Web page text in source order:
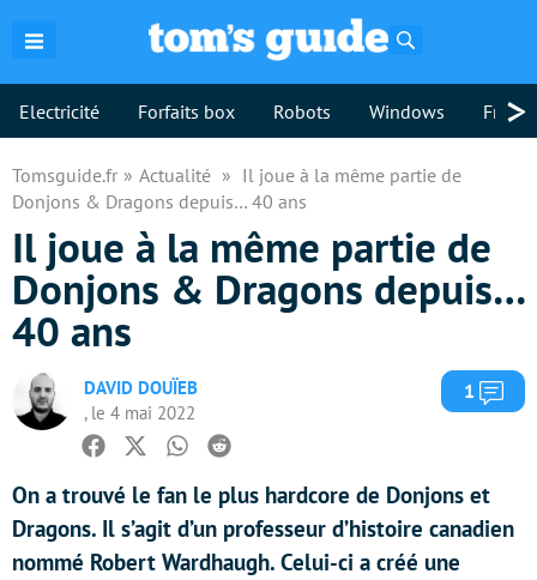
Electricité Forfaits box Robots Windows >
Tomsguide.fr Actualité
Il joue à la même partie de
Donjons & Dragons depuis… 40 ans
Il joue à la même partie de
Donjons & Dragons depuis…
40 ans
DAVID DOUÏEB
, le 4 mai 2022
1
Facebook
TwitterWhatsapp
Reddit
On a trouvé le fan le plus hardcore de Donjons et
Dragons. Il s’agit d’un professeur d’histoire canadien
nommé Robert Wardhaugh. Celui-ci a créé une